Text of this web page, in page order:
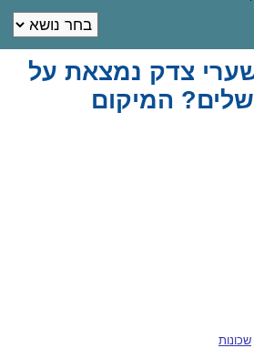
צדק נמצאת על
המיקום
שכונות